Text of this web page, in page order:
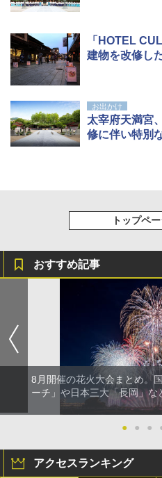
可能 安全ロ
ア/オフィス/
￥1,180
HYREKK 八
ブラックラ
ット
「HOTEL
建物を改修し
お出かけ
太宰府天満宮
修に伴い特別
トップペ
おすすめ記事
8月開催の花火大会まとめ。
ーチ」や日本三大「長岡」な
● ● ●
アクセスランキング